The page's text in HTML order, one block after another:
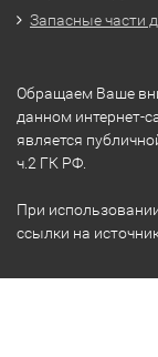
Запасные части
Обращаем Ваше
данном интернет-
является
ч.2 ГК РФ.
При
ссылки на